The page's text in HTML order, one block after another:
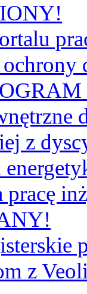
ochrony
z
z